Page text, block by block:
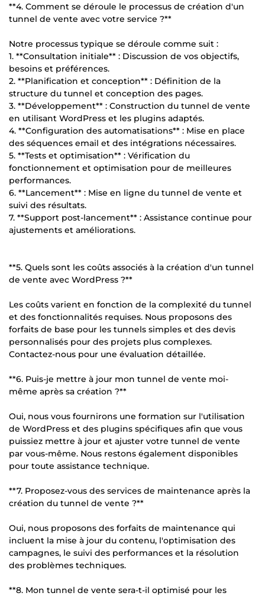
**4. Comment se déroule le processus de création d'un
tunnel de vente avec votre service ?**
Notre processus typique se déroule comme suit :
1. **Consultation initiale** : Discussion de vos objectifs,
besoins et préférences.
2. **Planification et conception** : Définition de la
structure du tunnel et conception des pages.
3. **Développement** : Construction du tunnel de vente
en utilisant WordPress et les plugins adaptés.
4. **Configuration des automatisations** : Mise en place
des séquences email et des intégrations nécessaires.
5. **Tests et optimisation** : Vérification du
fonctionnement et optimisation pour de meilleures
performances.
6. **Lancement** : Mise en ligne du tunnel de vente et
suivi des résultats.
7. **Support post-lancement** : Assistance continue pour
ajustements et améliorations.
**5. Quels sont les coûts associés à la création d'un tunnel
de vente avec WordPress ?**
Les coûts varient en fonction de la complexité du tunnel
et des fonctionnalités requises. Nous proposons des
forfaits de base pour les tunnels simples et des devis
personnalisés pour des projets plus complexes.
Contactez-nous pour une évaluation détaillée.
**6. Puis-je mettre à jour mon tunnel de vente moi-
même après sa création ?**
Oui, nous vous fournirons une formation sur l'utilisation
de WordPress et des plugins spécifiques afin que vous
puissiez mettre à jour et ajuster votre tunnel de vente
par vous-même. Nous restons également disponibles
pour toute assistance technique.
**7. Proposez-vous des services de maintenance après la
création du tunnel de vente ?**
Oui, nous proposons des forfaits de maintenance qui
incluent la mise à jour du contenu, l'optimisation des
campagnes, le suivi des performances et la résolution
des problèmes techniques.
**8. Mon tunnel de vente sera-t-il optimisé pour les